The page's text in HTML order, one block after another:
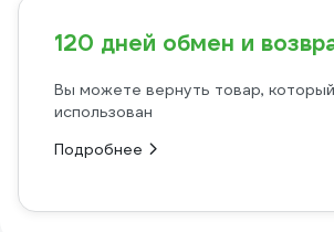
120 дней обмен и
Вы можете вернуть товар,
использован
Подробнее